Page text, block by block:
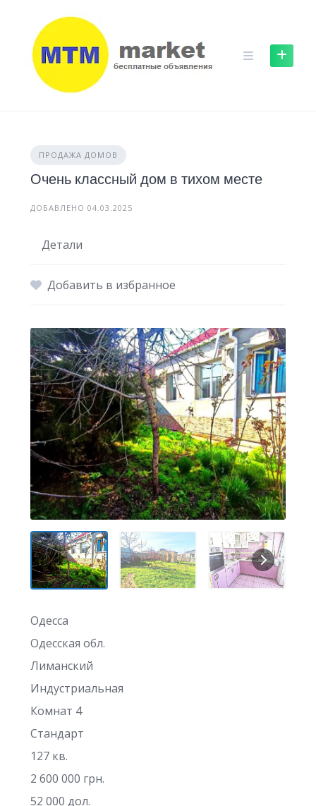
content
ПРОДАЖА ДОМОВ
Очень классный дом в тихом месте
ДОБАВЛЕНО 04.03.2025
Детали
Добавить в избранное
Одесса
Одесская обл.
Лиманский
Индустриальная
Комнат 4
Стандарт
127 кв.
2 600 000 грн.
52 000 дол.